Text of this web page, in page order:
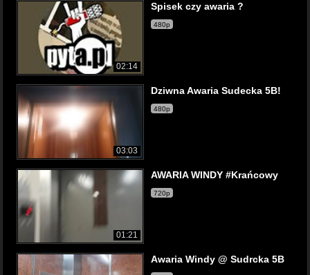
02:14
Spisek czy awaria ?
480p
03:03
Dziwna Awaria Sudecka 5B!
480p
01:21
AWARIA WINDY #Krańcowy
720p
Awaria Windy @ Sudrcka 5B